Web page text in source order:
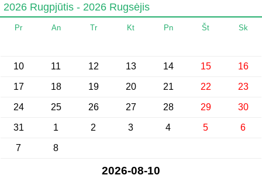
2026 Rugpjūtis - 2026 Rugsėjis
Pr An Tr Kt Pn Št Sk
10 11 12 13 14 15 16
17 18 19 20 21 22 23
24 25 26 27 28 29 30
31 1 2 3 4 5 6
7 8
2026-08-10